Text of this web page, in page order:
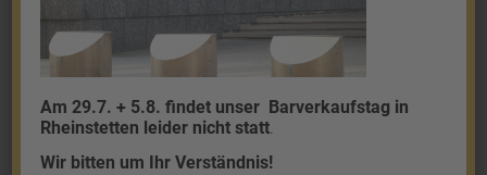
Silber
Am 29.7. + 5.8. findet unser Barverkaufstag in
Rheinstetten leider nicht statt
Wir bitten um Ihr Verständnis!